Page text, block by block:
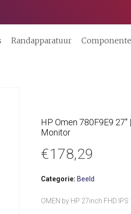
Randapparatuur
HP Omen 780F9E9
Monitor
€178,29
Categorie: Beeld
OMEN by HP 27inch FHD